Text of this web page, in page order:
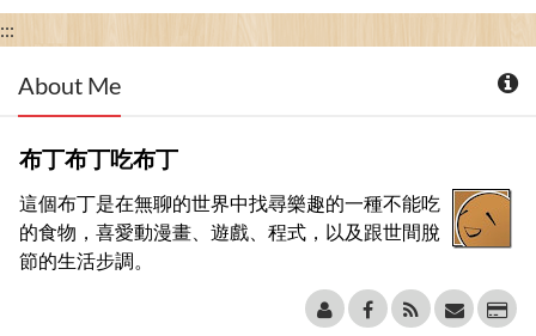
:::
About Me
布丁布丁吃布丁
這個布丁是在無聊的世界中找尋樂趣的一種不能吃
的食物，喜愛動漫畫、遊戲、程式，以及跟世間脫
節的生活步調。